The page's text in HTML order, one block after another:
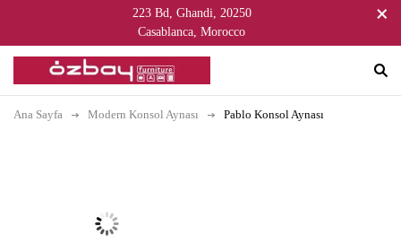
223 Bd, Ghandi, 20250
Casablanca, Morocco
Ana Sayfa Modern Konsol Aynası Pablo Konsol Aynası